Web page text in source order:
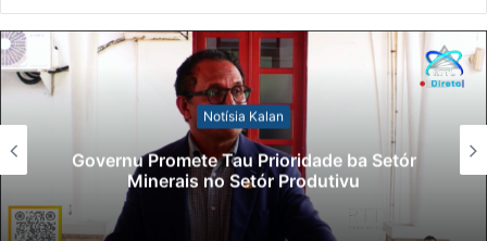
Notísia Kalan
Governu Promete Tau Prioridade ba Setór
Minerais no Setór Produtivu